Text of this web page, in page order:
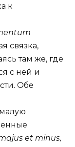
к
связка,
там же, где
с ней и
Обе
et minus,